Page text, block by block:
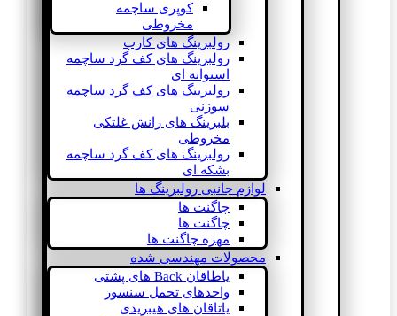
کوپری ساچمه
مخروطی
رولبرینگ های کارب
رولبرینگ های کف گرد ساچمه
استوانه ای
رولبرینگ های کف گرد ساچمه
سوزنی
بلبرینگ های رانش غلتکی
مخروطی
رولبرینگ های کف گرد ساچمه
بشکه ای
لوازم جانبی رولبرینگ ها
چاگنت ها
چاگنت ها
مهره چاگنت ها
محصولات مهندسی شده
یاطاقان Back های پشتی
واحدهای تحمل سنسور
یاتاقان های هیبریدی